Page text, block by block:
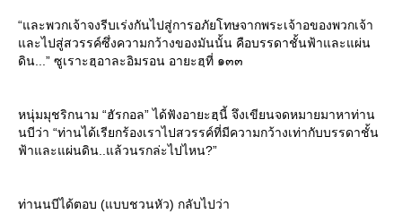
“และพวกเจ้าจงรีบเร่งกันไปสู่การอภัยโทษจากพระเจ้าอของพวกเจ้า
ละไปสู่สวรรค์ซึ่งความกว้างของมันนั้น คือบรรดาชั้นฟ้าและแผ่น
ดิน...” ซูเราะฮฺอาละอิมรอน อายะฮฺที่ ๑๓๓
หนุ่มมุชริกนาม “ฮัรกอล” ได้ฟังอายะฮฺนี้ จึงเขียนจดหมายมาหาท่าน
นบีว่า “ท่านได้เรียกร้องเราไปสวรรค์ที่มีความกว้างเท่ากับบรรดาชั้น
ฟ้าและแผ่นดิน..แล้วนรกล่ะไปไหน?”
ท่านนบีได้ตอบ (แบบชวนหัว) กลับไปว่า